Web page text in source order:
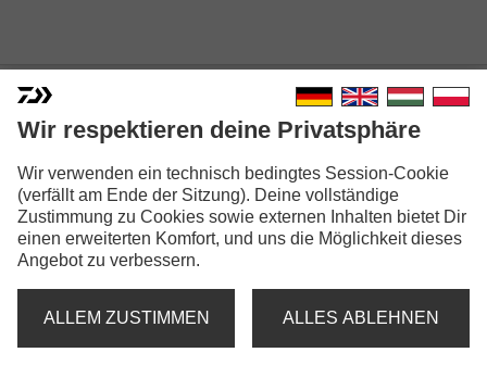
TOURNAMENT SLR FEEDER
FEEDERRUTE | WG -90G | -120G | -150G |
-180G
Wir respektieren deine Privatsphäre
Wir verwenden ein technisch bedingtes Session-Cookie
(verfällt am Ende der Sitzung). Deine vollständige
Zustimmung zu Cookies sowie externen Inhalten bietet Dir
einen erweiterten Komfort, und uns die Möglichkeit dieses
Angebot zu verbessern.
ALLEM ZUSTIMMEN ALLES ABLEHNEN